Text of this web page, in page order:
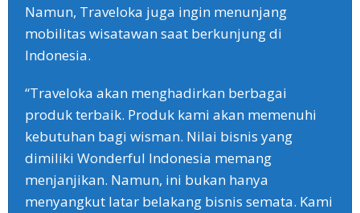
Namun, Traveloka juga ingin menunjang
mobilitas wisatawan saat berkunjung di
Indonesia.
“Traveloka akan menghadirkan berbagai
produk terbaik. Produk kami akan memenuhi
kebutuhan bagi wisman. Nilai bisnis yang
dimiliki Wonderful Indonesia memang
menjanjikan. Namun, ini bukan hanya
menyangkut latar belakang bisnis semata. Kami